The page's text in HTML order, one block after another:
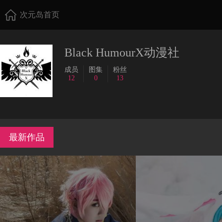
次元岛首页
Black HumourX动漫社
成员
12
图集
0
粉丝
13
最新作品